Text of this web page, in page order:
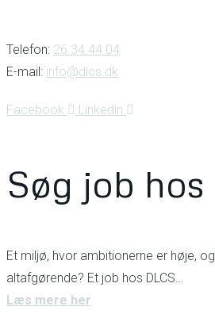
Telefon: 26 34 44 04
E-mail: info@dlcs.dk
Facebook Linkedin
Søg job hos
Et miljø, hvor ambitionerne er høje,
altafgørende? Et job hos DLCS…
Læs mere her